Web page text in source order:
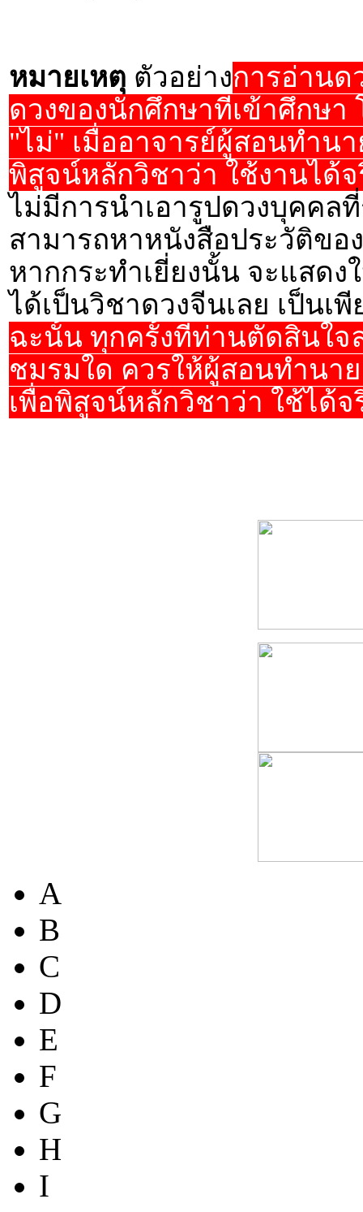
หมายเหตุ ตัวอย่างการอ่านด
ดวงของนักศึกษาที่เข้าศึกษา
"ไม่" เมื่ออาจารย์ผู้สอนทำน
พิสูจน์หลักวิชาว่า ใช้งานได้
ไม่มีการนำเอารูปดวงบุคคล
สามารถหาหนังสือประวัติข
หากกระทำเยี่ยงนั้น จะแสด
ได้เป็นวิชาดวงจีนเลย เป็นเ
ฉะนั้น ทุกครั้งที่ท่านตัดสินใจ
ชมรมใด ควรให้ผู้สอนทำนา
เพื่อพิสูจน์หลักวิชาว่า ใช้ได้จ
A
B
C
D
E
F
G
H
I